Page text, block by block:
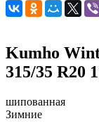
Kumho
315/35 R20
шипованная
Зимние